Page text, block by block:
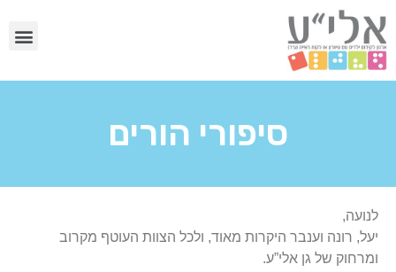
סיפורי הורים
לנועה,
יעל, רונה וענבר היקרות מאוד, ולכל הצוות העוטף מקרוב
ומרחוק של גן אלי”ע.